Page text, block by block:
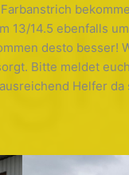
13/14.5 ebenfalls
desto besser!
Bitte meldet
Helfer